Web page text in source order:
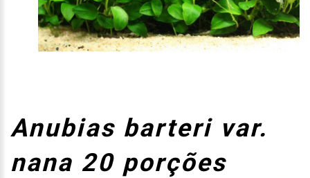
Anubias barteri var.
nana 20 porções